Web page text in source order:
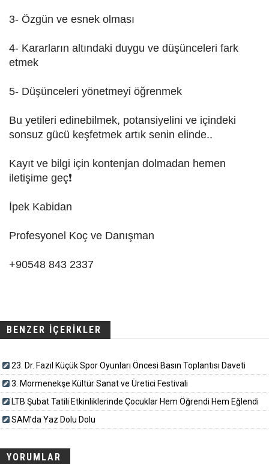
3- Özgün ve esnek olması
4- Kararların altındaki duygu ve düşünceleri fark
etmek
5- Düşünceleri yönetmeyi öğrenmek
Bu yetileri edinebilmek, potansiyelini ve içindeki
sonsuz gücü keşfetmek artık senin elinde..
Kayıt ve bilgi için kontenjan dolmadan hemen
iletişime geç❗
İpek Kabidan
Profesyonel Koç ve Danışman
+90548 843 2337
BENZER İÇERİKLER
23. Dr. Fazıl Küçük Spor Oyunları Öncesi Basın Toplantısı Daveti
3. Mormenekşe Kültür Sanat ve Üretici Festivali
LTB Şubat Tatili Etkinliklerinde Çocuklar Hem Öğrendi Hem Eğlendi
SAM’da Yaz Dolu Dolu
YORUMLAR